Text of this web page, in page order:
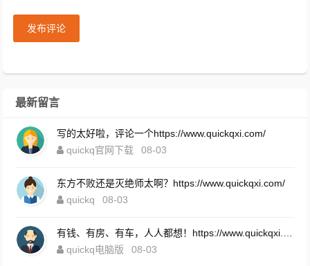
发布评论
最新留言
写的太好啦，评论一个https://www.quickqxi.com/
quickq官网下载
08-03
东方不败还是灭绝师太啊？https://www.quickqxi.com/
quickq
08-03
quickq电脑版
08-03